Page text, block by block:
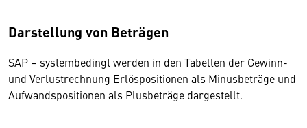
Darstellung von Beträgen
SAP – systembedingt werden in den Tabellen der Gewinn-
und Verlustrechnung Erlöspositionen als Minusbeträge und
Aufwandspositionen als Plusbeträge dargestellt.